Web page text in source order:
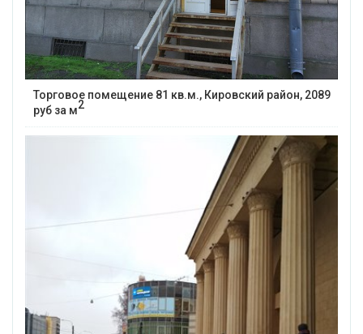
Торговое помещение 81 кв.м., Кировский район, 2089
руб за м2